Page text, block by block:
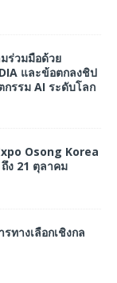
ร่วมมือด้วย
และข้อตกลงชิป
กรรม AI ระดับโลก
Osong Korea
ง 21 ตุลาคม
ทางเลือกเชิงกล